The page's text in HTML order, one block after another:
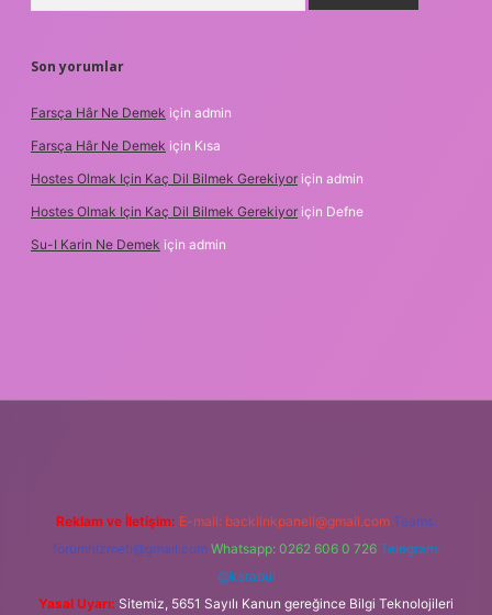
Son yorumlar
Farsça Hâr Ne Demek için admin
Farsça Hâr Ne Demek için Kısa
Hostes Olmak Için Kaç Dil Bilmek Gerekiyor için admin
Hostes Olmak Için Kaç Dil Bilmek Gerekiyor için Defne
Su-I Karin Ne Demek için admin
Reklam ve İletişim: E-mail: backlinkpaneli@gmail.com Teams:
forumhizmeti@gmail.com Whatsapp: 0262 606 0 726 Telegram:
@karabul
Yasal Uyarı: Sitemiz, 5651 Sayılı Kanun gereğince Bilgi Teknolojileri